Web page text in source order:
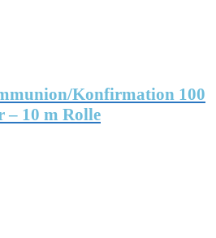
Konfirmation 100
– 10 m Rolle